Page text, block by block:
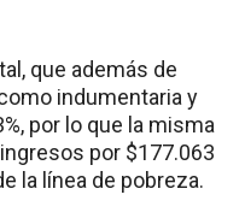
que además de
indumentaria y
por lo que la misma
por $177.063
la línea de pobreza.